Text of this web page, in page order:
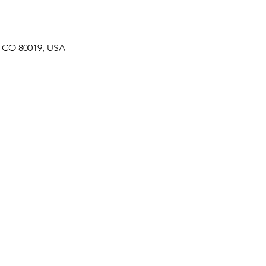
80019, USA